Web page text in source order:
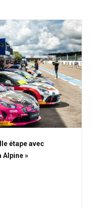
étape avec
Alpine »